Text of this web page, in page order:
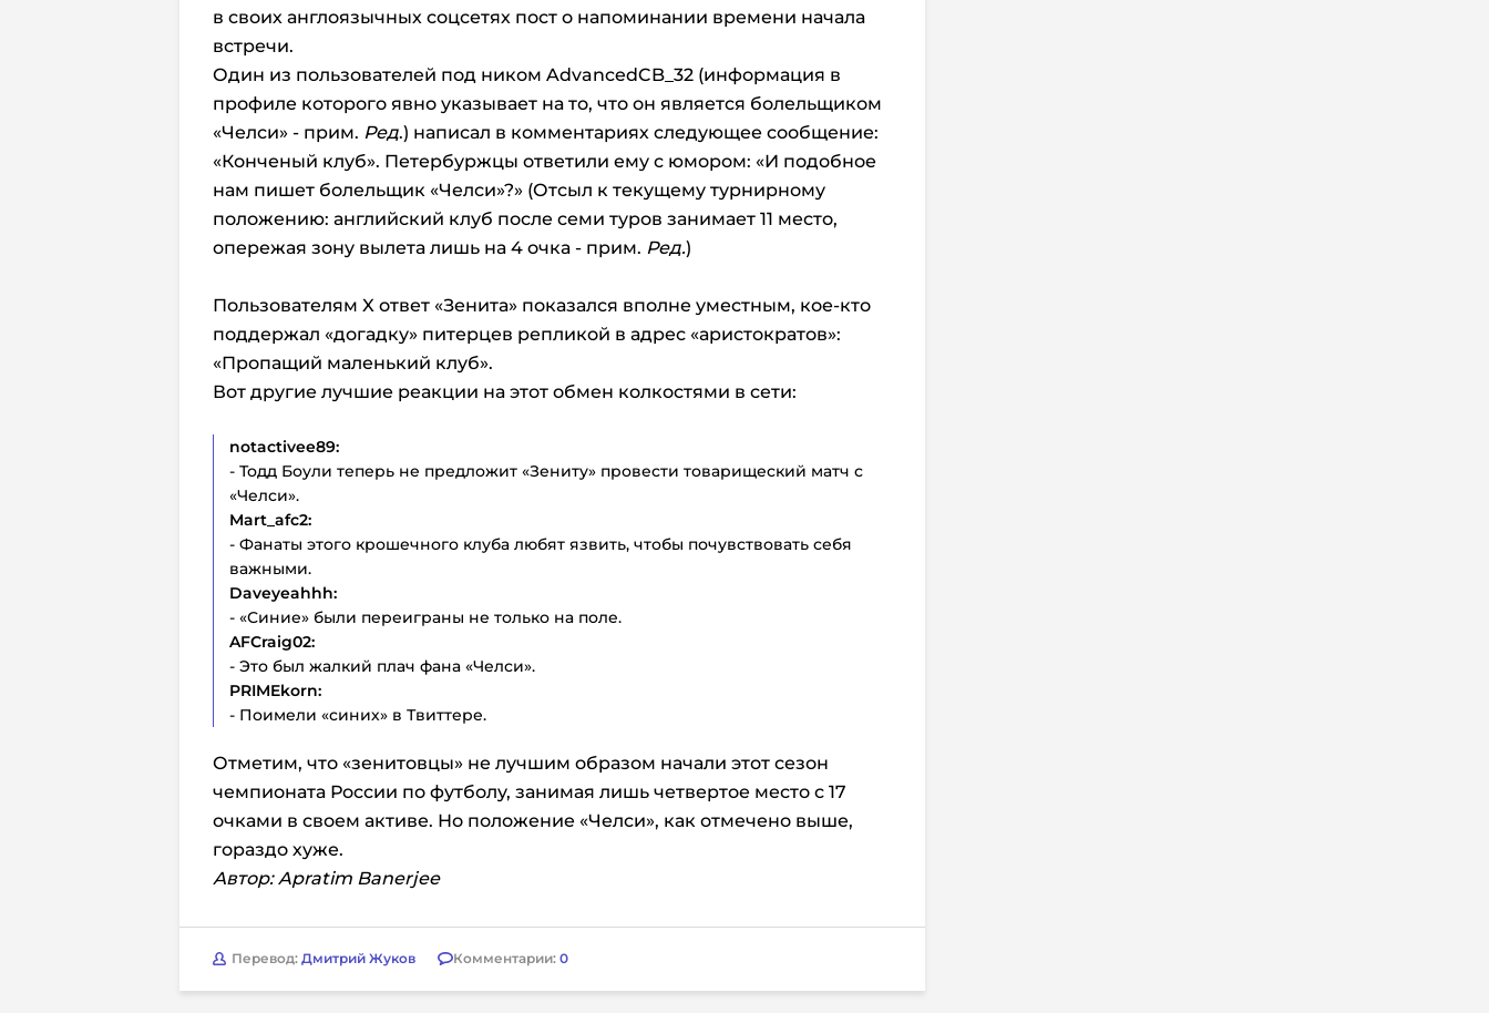
в своих англоязычных соцсетях пост о напоминании времени начала
встречи.
Один из пользователей под ником AdvancedCB_32 (информация в
профиле которого явно указывает на то, что он является болельщиком
«Челси» - прим. Ред.) написал в комментариях следующее сообщение:
«Конченый клуб». Петербуржцы ответили ему с юмором: «И подобное
нам пишет болельщик «Челси»?» (Отсыл к текущему турнирному
положению: английский клуб после семи туров занимает 11 место,
опережая зону вылета лишь на 4 очка - прим. Ред.)
Пользователям X ответ «Зенита» показался вполне уместным, кое-кто
поддержал «догадку» питерцев репликой в адрес «аристократов»:
«Пропащий маленький клуб».
Вот другие лучшие реакции на этот обмен колкостями в сети:
notactivee89:
- Тодд Боули теперь не предложит «Зениту» провести товарищеский матч с
«Челси».
Mart_afc2:
- Фанаты этого крошечного клуба любят язвить, чтобы почувствовать себя
важными.
Daveyeahhh:
- «Синие» были переиграны не только на поле.
AFCraig02:
- Это был жалкий плач фана «Челси».
PRIMEkorn:
- Поимели «синих» в Твиттере.
Отметим, что «зенитовцы» не лучшим образом начали этот сезон
чемпионата России по футболу, занимая лишь четвертое место с 17
очками в своем активе. Но положение «Челси», как отмечено выше,
гораздо хуже.
Автор: Apratim Banerjee
Перевод: Дмитрий Жуков Комментарии: 0